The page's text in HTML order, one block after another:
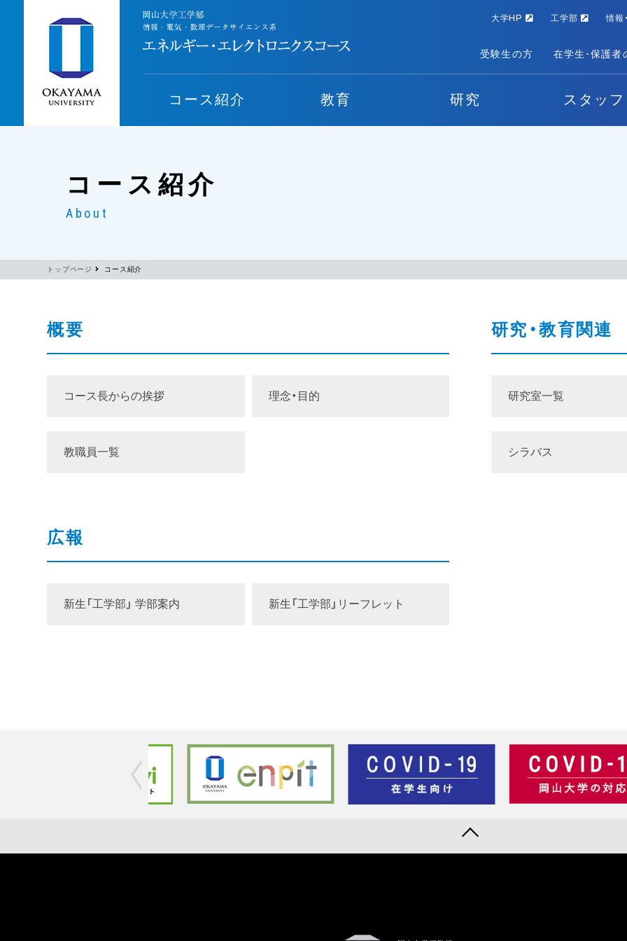
コース紹介 教育 研究 スタッフ
大学HP 工学部 情報
受験生の方 在学生･保護者
コース紹介
About
トップページ コース紹介
概要
コース長からの挨拶 理念・目的
教職員一覧
研究・教育関連
研究室一覧
シラバス
広報
新生「工学部」 学部案内 新生「工学部」リーフレット